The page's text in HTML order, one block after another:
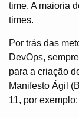
time. A maioria
times.
Por trás das
DevOps,
para a criação
Manifesto Ágil
11, por exemplo: